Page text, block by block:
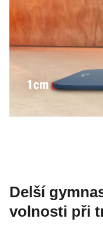
Delší
volnosti při